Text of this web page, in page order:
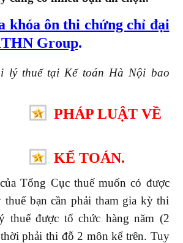
khóa ôn thi chứng chỉ đại
Group.
lý thuế tại Kế toán Hà Nội bao
PHÁP LUẬT VỀ
KẾ TOÁN.
Tổng Cục thuế muốn có được
bạn cần phải tham gia kỳ thi
thuế được tổ chức hàng năm (2
phải thi đỗ 2 môn kể trên. Tuy